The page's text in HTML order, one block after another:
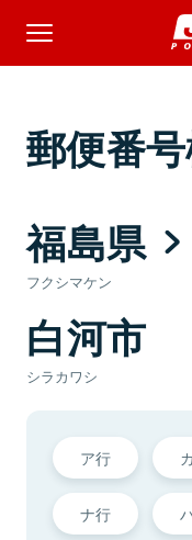
郵便番
福島県
フクシマケン
白河市
シラカワシ
ア行
ナ行